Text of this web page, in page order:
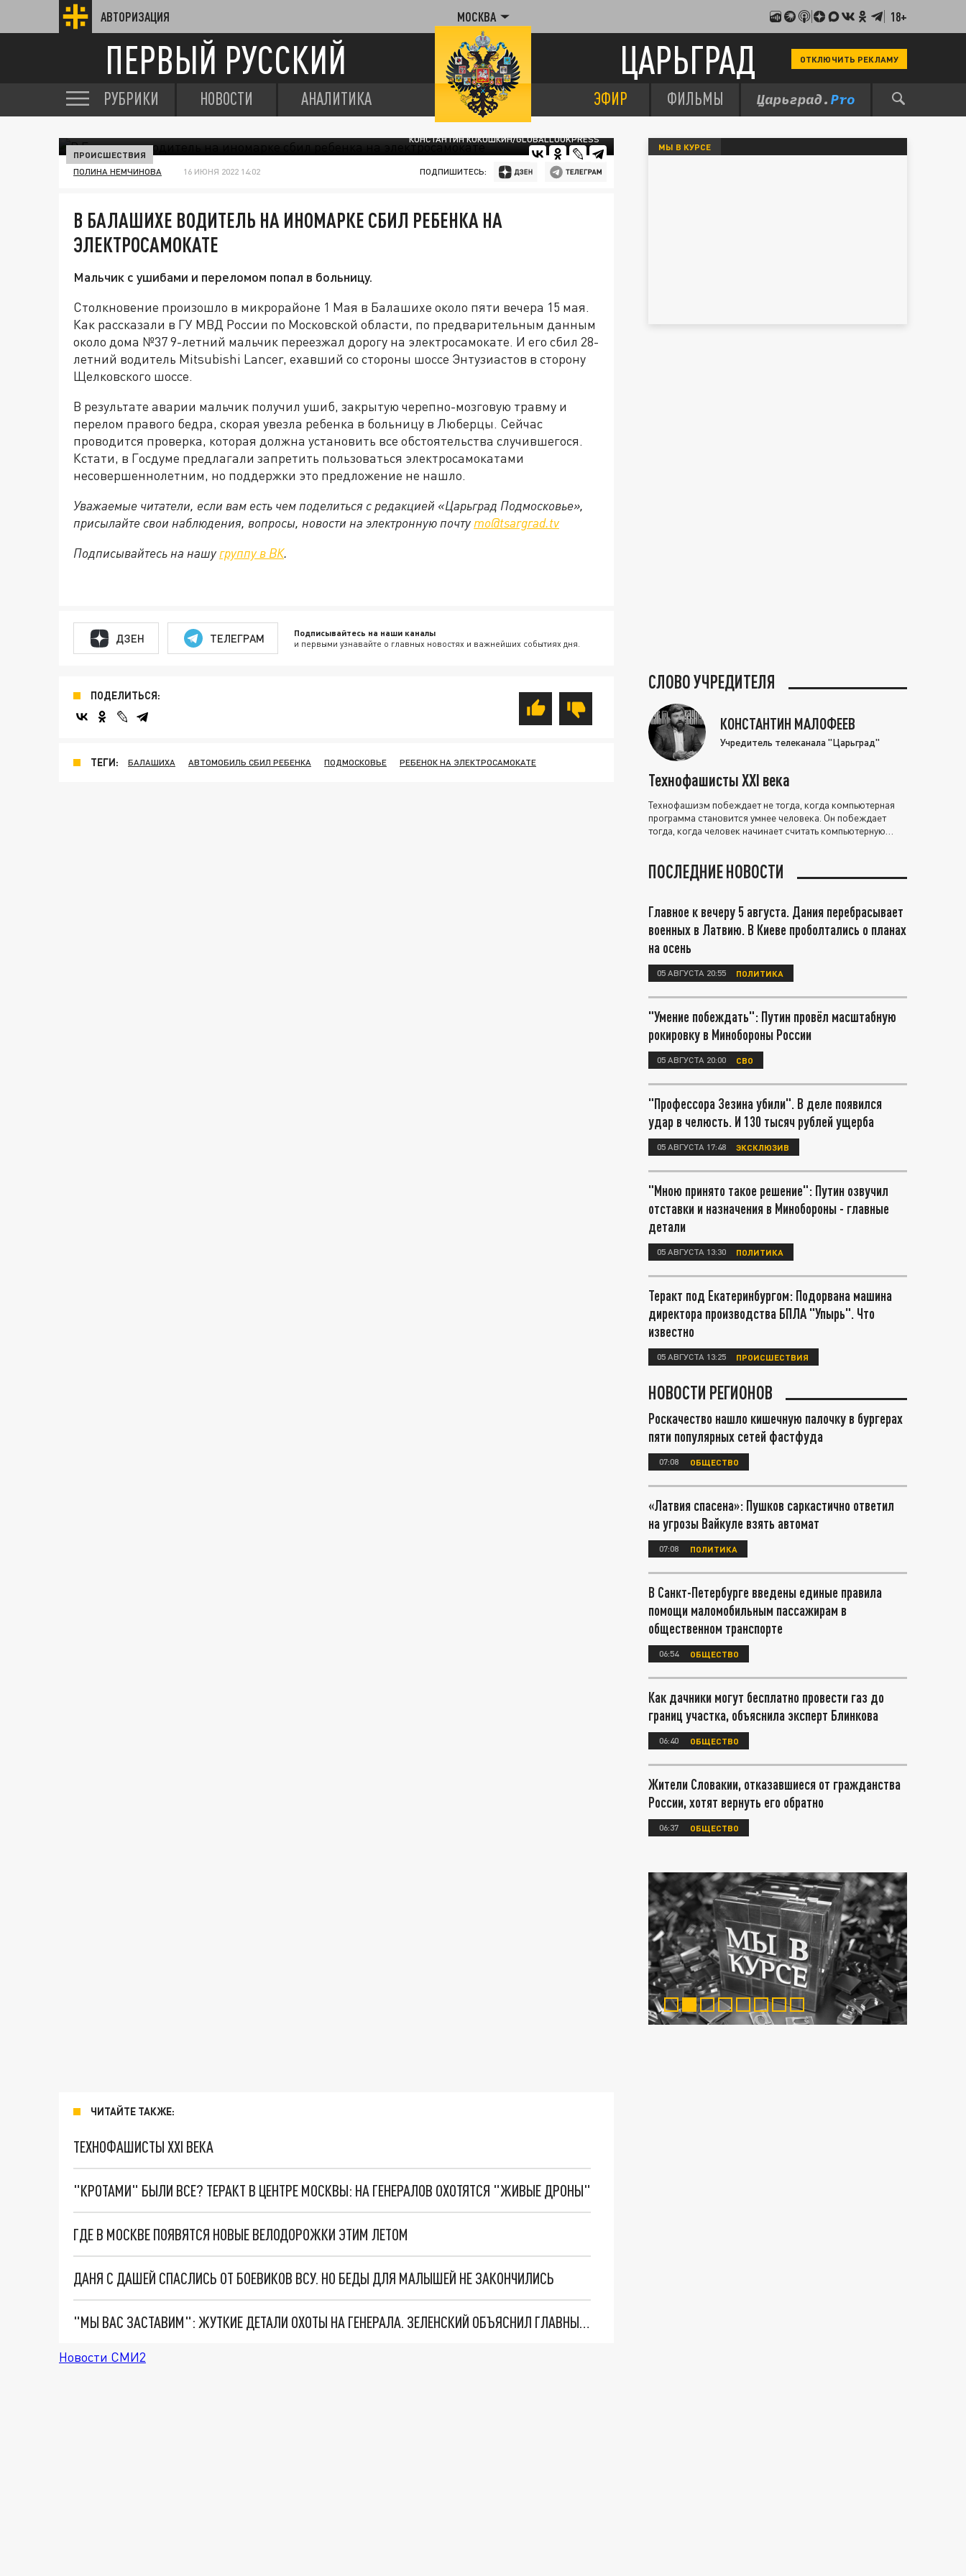
АВТОРИЗАЦИЯ МОСКВА 18+
ПЕРВЫЙ РУССКИЙ ЦАРЬГРАД ОТКЛЮЧИТЬ РЕКЛАМУ
РУБРИКИ НОВОСТИ АНАЛИТИКА ЭФИР ФИЛЬМЫ
КОНСТАНТИН КОКОШКИН/GLOBALLOOKPRESS
ПРОИСШЕСТВИЯ
ПОЛИНА НЕМЧИНОВА 16 ИЮНЯ 2022 14:02 ПОДПИШИТЕСЬ:
В БАЛАШИХЕ ВОДИТЕЛЬ НА ИНОМАРКЕ СБИЛ РЕБЕНКА НА
ЭЛЕКТРОСАМОКАТЕ
Мальчик с ушибами и переломом попал в больницу.
Столкновение произошло в микрорайоне 1 Мая в Балашихе около пяти вечера 15 мая.
Как рассказали в ГУ МВД России по Московской области, по предварительным данным
около дома №37 9-летний мальчик переезжал дорогу на электросамокате. И его сбил 28-
летний водитель Mitsubishi Lancer, ехавший со стороны шоссе Энтузиастов в сторону
Щелковского шоссе.
В результате аварии мальчик получил ушиб, закрытую черепно-мозговую травму и
перелом правого бедра, скорая увезла ребенка в больницу в Люберцы. Сейчас
проводится проверка, которая должна установить все обстоятельства случившегося.
Кстати, в Госдуме предлагали запретить пользоваться электросамокатами
несовершеннолетним, но поддержки это предложение не нашло.
Уважаемые читатели, если вам есть чем поделиться с редакцией «Царьград Подмосковье»,
присылайте свои наблюдения, вопросы, новости на электронную почту mo@tsargrad.tv
Подписывайтесь на нашу группу в ВК.
ДЗЕН ТЕЛЕГРАМ Подписывайтесь на наши каналы
и первыми узнавайте о главных новостях и важнейших событиях дня.
ПОДЕЛИТЬСЯ:
ТЕГИ: БАЛАШИХА АВТОМОБИЛЬ СБИЛ РЕБЕНКА ПОДМОСКОВЬЕ РЕБЕНОК НА ЭЛЕКТРОСАМОКАТЕ
ЧИТАЙТЕ ТАКЖЕ:
ТЕХНОФАШИСТЫ XXI ВЕКА
"КРОТАМИ" БЫЛИ ВСЕ? ТЕРАКТ В ЦЕНТРЕ МОСКВЫ: НА ГЕНЕРАЛОВ ОХОТЯТСЯ "ЖИВЫЕ ДРОНЫ"
ГДЕ В МОСКВЕ ПОЯВЯТСЯ НОВЫЕ ВЕЛОДОРОЖКИ ЭТИМ ЛЕТОМ
ДАНЯ С ДАШЕЙ СПАСЛИСЬ ОТ БОЕВИКОВ ВСУ. НО БЕДЫ ДЛЯ МАЛЫШЕЙ НЕ ЗАКОНЧИЛИСЬ
"МЫ ВАС ЗАСТАВИМ": ЖУТКИЕ ДЕТАЛИ ОХОТЫ НА ГЕНЕРАЛА. ЗЕЛЕНСКИЙ ОБЪЯСНИЛ ГЛАВНЫЙ СМЫСЛ ТЕРАКТА В ЦЕНТРЕ МОСКВЫ
Новости СМИ2
МЫ В КУРСЕ
СЛОВО УЧРЕДИТЕЛЯ
КОНСТАНТИН МАЛОФЕЕВ
Учредитель телеканала "Царьград"
Технофашисты XXI века
Технофашизм побеждает не тогда, когда компьютерная
программа становится умнее человека. Он побеждает
тогда, когда человек начинает считать компьютерную
ПОСЛЕДНИЕ НОВОСТИ
Главное к вечеру 5 августа. Дания перебрасывает
военных в Латвию. В Киеве проболтались о планах
на осень
05 АВГУСТА 20:55 ПОЛИТИКА
"Умение побеждать": Путин провёл масштабную
рокировку в Минобороны России
05 АВГУСТА 20:00 СВО
"Профессора Зезина убили". В деле появился
удар в челюсть. И 130 тысяч рублей ущерба
05 АВГУСТА 17:48 ЭКСКЛЮЗИВ
"Мною принято такое решение": Путин озвучил
отставки и назначения в Минобороны - главные
детали
05 АВГУСТА 13:30 ПОЛИТИКА
Теракт под Екатеринбургом: Подорвана машина
директора производства БПЛА "Упырь". Что
известно
05 АВГУСТА 13:25 ПРОИСШЕСТВИЯ
НОВОСТИ РЕГИОНОВ
Роскачество нашло кишечную палочку в бургерах
пяти популярных сетей фастфуда
07:08 ОБЩЕСТВО
«Латвия спасена»: Пушков саркастично ответил
на угрозы Вайкуле взять автомат
07:08 ПОЛИТИКА
В Санкт-Петербурге введены единые правила
помощи маломобильным пассажирам в
общественном транспорте
06:54 ОБЩЕСТВО
Как дачники могут бесплатно провести газ до
границ участка, объяснила эксперт Блинкова
06:40 ОБЩЕСТВО
Жители Словакии, отказавшиеся от гражданства
России, хотят вернуть его обратно
06:37 ОБЩЕСТВО